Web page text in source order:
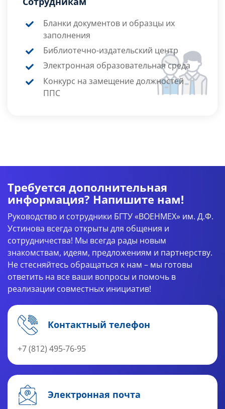
Бланки документов и образцы их
заполнения
Библиотечно-издательский центр
Электронная образовательная среда
Конкурс на замещение должностей
ППС
Требуется дополнительная
информация? Напишите нам!
Руководство и сотрудники БГТУ «ВОЕНМЕХ» им. Д.Ф.
Устинова всегда открыты для общения и
сотрудничества! Мы всегда рады новым
знакомствам, идеям, предложениям и партнерству.
Не стесняйтесь обращаться к нам – мы готовы
ответить на все ваши вопросы и помочь в
реализации совместных инициатив!
Контактный телефон
+7 (812) 495-76-95
Электронная почта